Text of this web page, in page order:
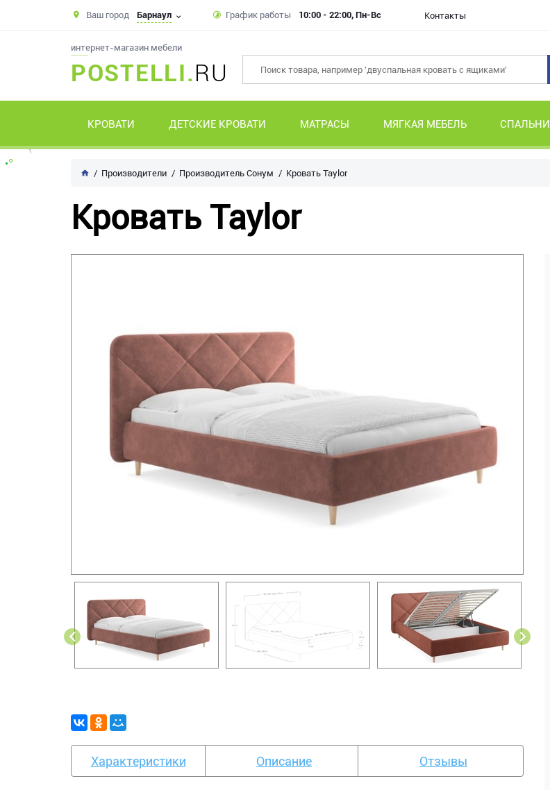
Ваш город Барнаул График работы 10:00 - 22:00, Пн-Вс Контакты
интернет-магазин мебели
POSTELLI.RU
КРОВАТИ ДЕТСКИЕ КРОВАТИ МАТРАСЫ МЯГКАЯ МЕБЕЛЬ СПАЛЬНИ
Производители Производитель Сонум Кровать Taylor
Кровать Taylor
Характеристики Описание Отзывы